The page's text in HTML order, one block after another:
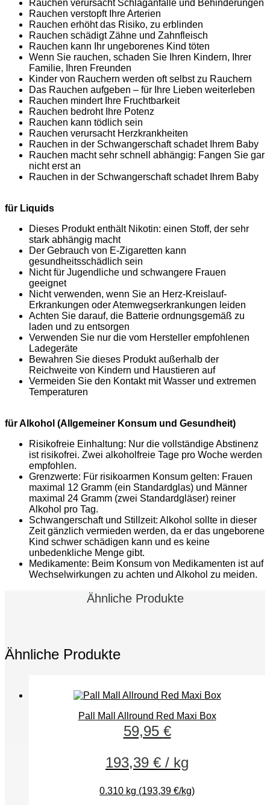
Rauchen verursacht Schlaganfälle und Behinderungen
Rauchen verstopft Ihre Arterien
Rauchen erhöht das Risiko, zu erblinden
Rauchen schädigt Zähne und Zahnfleisch
Rauchen kann Ihr ungeborenes Kind töten
Wenn Sie rauchen, schaden Sie Ihren Kindern, Ihrer
Familie, Ihren Freunden
Kinder von Rauchern werden oft selbst zu Rauchern
Das Rauchen aufgeben – für Ihre Lieben weiterleben
Rauchen mindert Ihre Fruchtbarkeit
Rauchen bedroht Ihre Potenz
Rauchen kann tödlich sein
Rauchen verursacht Herzkrankheiten
Rauchen in der Schwangerschaft schadet Ihrem Baby
Rauchen macht sehr schnell abhängig: Fangen Sie gar
nicht erst an
Rauchen in der Schwangerschaft schadet Ihrem Baby
für Liquids
Dieses Produkt enthält Nikotin: einen Stoff, der sehr
stark abhängig macht
Der Gebrauch von E-Zigaretten kann
gesundheitsschädlich sein
Nicht für Jugendliche und schwangere Frauen
geeignet
Nicht verwenden, wenn Sie an Herz-Kreislauf-
Erkrankungen oder Atemwegserkrankungen leiden
Achten Sie darauf, die Batterie ordnungsgemäß zu
laden und zu entsorgen
Verwenden Sie nur die vom Hersteller empfohlenen
Ladegeräte
Bewahren Sie dieses Produkt außerhalb der
Reichweite von Kindern und Haustieren auf
Vermeiden Sie den Kontakt mit Wasser und extremen
Temperaturen
für Alkohol (Allgemeiner Konsum und Gesundheit)
Risikofreie Einhaltung: Nur die vollständige Abstinenz
ist risikofrei. Zwei alkoholfreie Tage pro Woche werden
empfohlen.
Grenzwerte: Für risikoarmen Konsum gelten: Frauen
maximal 12 Gramm (ein Standardglas) und Männer
maximal 24 Gramm (zwei Standardgläser) reiner
Alkohol pro Tag.
Schwangerschaft und Stillzeit: Alkohol sollte in dieser
Zeit gänzlich vermieden werden, da er das ungeborene
Kind schwer schädigen kann und es keine
unbedenkliche Menge gibt.
Medikamente: Beim Konsum von Medikamenten ist auf
Wechselwirkungen zu achten und Alkohol zu meiden.
Ähnliche Produkte
Ähnliche Produkte
Pall Mall Allround Red Maxi Box
59,95 €
193,39 € / kg
0.310 kg (193,39 €/kg)